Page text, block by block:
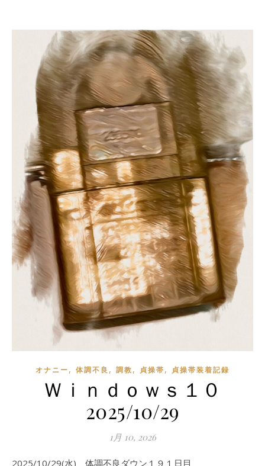
オナニー, 体調不良, 調教, 貞操帯, 貞操帯装着記録
Ｗｉｎｄｏｗｓ１０
2025/10/29
1月 10, 2026
2025/10/29(水) 体調不良ダウン１９１日目